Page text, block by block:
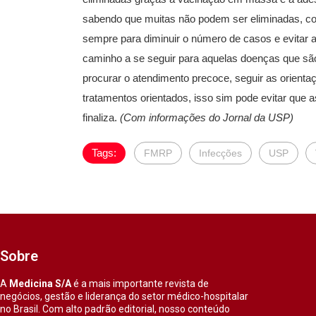
sabendo que muitas não podem ser eliminadas,
sempre para diminuir o número de casos e evitar
caminho a se seguir para aquelas doenças que
procurar o atendimento precoce, seguir as
tratamentos orientados, isso sim pode evitar que
finaliza. (Com informações do Jornal da USP)
Tags: FMRP Infecções USP
Sobre
A Medicina S/Aé a mais importante revista de
negócios, gestão e liderança do setor médico-hospitalar
no Brasil. Com alto padrão editorial, nosso conteúdo